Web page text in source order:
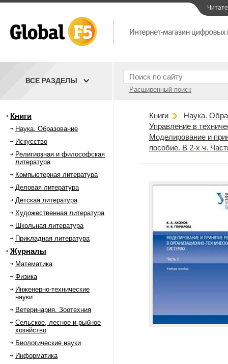
Расширенный поиск
ВСЕ РАЗДЕЛЫ
Книги
Наука. Образование
Искусство
Религиозная и философская
литература
Компьютерная литература
Деловая литература
Детская литература
Художественная литература
Школьная литература
Прикладная литература
Журналы
Математика
Физика
Инженерно-технические
науки
Ветеринария. Зоотехния
Сельское, лесное и рыбное
хозяйство
Биологические науки
Информатика
Книги
Наука.
Управление в
Моделирование и
пособие. В 2-х ч.